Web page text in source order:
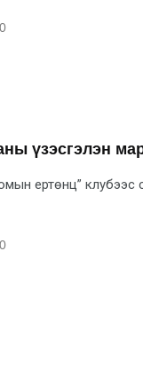
0
үзэсгэлэн
ертөнц” клубээс
0